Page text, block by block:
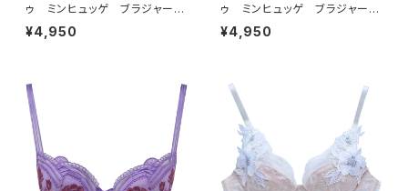
ゥ ミンヒュッゲ ブラジャー
（ブラック）BRA BLACK 2249
¥4,950
ゥ ミンヒュッゲ ブラジャー
（ヒュッゲオレンジ）BRA HYGG
¥4,950